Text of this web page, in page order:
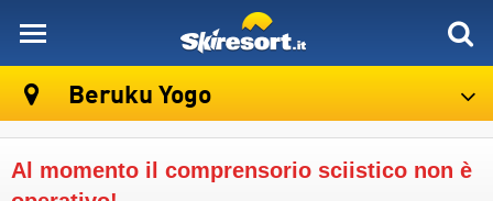
Beruku Yogo
Al momento il comprensorio sciistico non è